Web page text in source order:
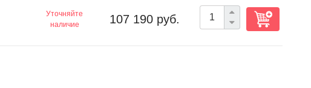
Уточняйте
наличие
107 190 руб.